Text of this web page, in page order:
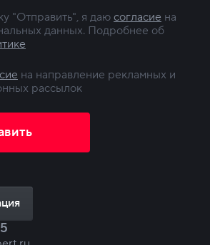
"Отправить", я даю согласие на
данных. Подробнее об
на направление рекламных и
рассылок